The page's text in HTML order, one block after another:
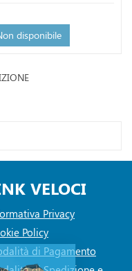
disponibile
VELOCI
Privacy
Policy
di Pagamento